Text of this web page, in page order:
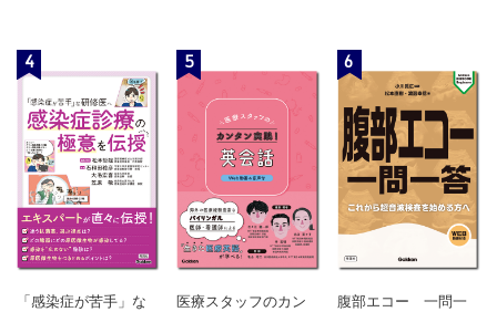
4
「感染症が苦手」な
5
医療スタッフのカン
6
腹部エコー 一問一